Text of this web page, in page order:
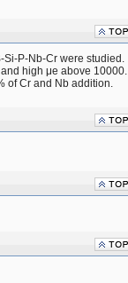
Si-P-Nb-Cr were studied.
high μe above 10000.
of Cr and Nb addition.